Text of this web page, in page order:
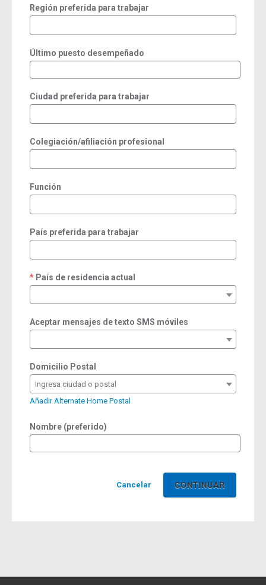
Región preferida para trabajar
Último puesto desempeñado
Ciudad preferida para trabajar
Colegiación/afiliación profesional
Función
País preferida para trabajar
País de residencia actual
required
Aceptar mensajes de texto SMS móviles
Domicilio Postal
Ingresa ciudad o postal
Añadir Alternate Home Postal
Nombre (preferido)
Cancelar